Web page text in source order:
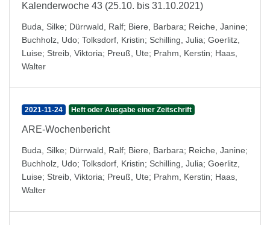
Kalenderwoche 43 (25.10. bis 31.10.2021)
Buda, Silke; Dürrwald, Ralf; Biere, Barbara; Reiche, Janine;
Buchholz, Udo; Tolksdorf, Kristin; Schilling, Julia; Goerlitz,
Luise; Streib, Viktoria; Preuß, Ute; Prahm, Kerstin; Haas,
Walter
2021-11-24 Heft oder Ausgabe einer Zeitschrift
ARE-Wochenbericht
Buda, Silke; Dürrwald, Ralf; Biere, Barbara; Reiche, Janine;
Buchholz, Udo; Tolksdorf, Kristin; Schilling, Julia; Goerlitz,
Luise; Streib, Viktoria; Preuß, Ute; Prahm, Kerstin; Haas,
Walter